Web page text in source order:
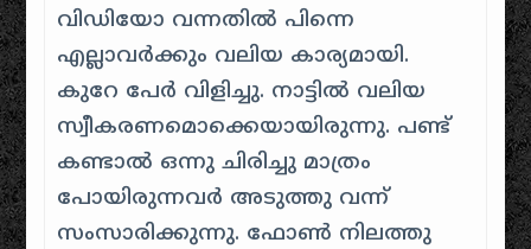
വിഡിയോ വന്നതില്‍ പിന്നെ
എല്ലാവര്‍ക്കും വലിയ കാര്യമായി.
കുറേ പേര്‍ വിളിച്ചു. നാട്ടില്‍ വലിയ
സ്വീകരണമൊക്കെയായിരുന്നു. പണ്ട്
കണ്ടാല്‍ ഒന്നു ചിരിച്ചു മാത്രം
പോയിരുന്നവർ അടുത്തു വന്ന്
സംസാരിക്കുന്നു. ഫോണ്‍ നിലത്തു